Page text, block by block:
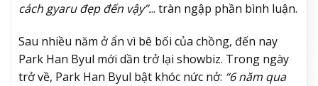
cách gyaru đẹp đến vậy”... tràn ngập phần bình luận.
Sau nhiều năm ở ẩn vì bê bối của chồng, đến nay
Park Han Byul mới dần trở lại showbiz. Trong ngày
trở về, Park Han Byul bật khóc nức nở: “6 năm qua